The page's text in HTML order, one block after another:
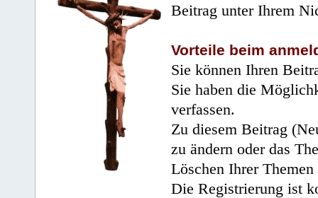
Beitrag unter Ihrem
Vorteile beim
Sie können Ihren
Sie haben die
verfassen.
Zu diesem Beitrag
zu ändern oder das
Löschen Ihrer
Die Registrierung ist